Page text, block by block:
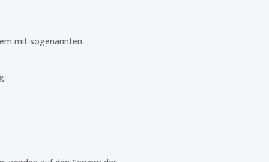
mit sogenannten